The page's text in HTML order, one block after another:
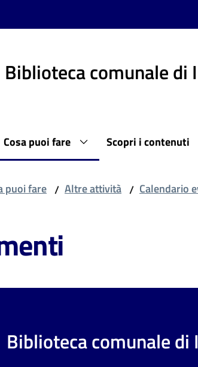
Biblioteca comunale di
Cosa puoi fare Scopri i contenuti
puoi fare / Altre attività / Calendario
Biblioteca comunale di